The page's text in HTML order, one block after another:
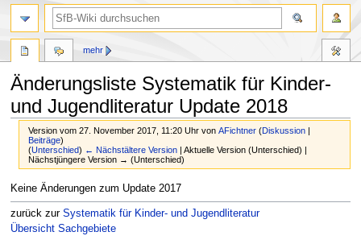
Änderungsliste Systematik für Kinder-
und Jugendliteratur Update 2018
Version vom 27. November 2017, 11:20 Uhr von AFichtner (Diskussion |
Beiträge)
(Unterschied) ← Nächstältere Version | Aktuelle Version (Unterschied) |
Nächstjüngere Version → (Unterschied)
Zur
Navigation
springen
Zur
Suche
springen
Keine Änderungen zum Update 2017
zurück zur Systematik für Kinder- und Jugendliteratur
Übersicht Sachgebiete
mehr